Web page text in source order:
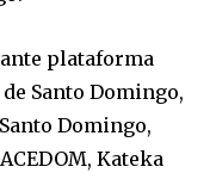
plataforma
Santo Domingo,
Domingo,
Kateka